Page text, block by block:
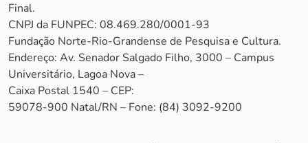
Final.
CNPJ da FUNPEC: 08.469.280/0001-93
Fundação Norte-Rio-Grandense de Pesquisa e Cultura.
Endereço: Av. Senador Salgado Filho, 3000 – Campus
Universitário, Lagoa Nova –
Caixa Postal 1540 – CEP:
59078-900 Natal/RN – Fone: (84) 3092-9200